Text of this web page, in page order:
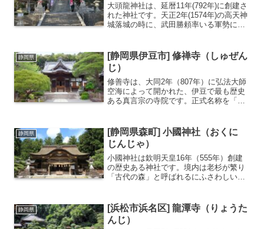
大頭龍神社は、延暦11年(792年)に創建さ
れた神社です。天正2年(1574年)の高天神
城落城の時に、武田勝頼率いる軍勢によ
護・水難除けに御利益があると伝わり地
元...
静岡県
[静岡県伊豆市] 修禅寺（しゅぜん
じ）
修善寺は、大同2年（807年）に弘法大師
空海によって開かれた、伊豆で最も歴史
ある真言宗の寺院です。正式名称を「福
し、「伊豆の小京都」と称される修善寺
温泉の中心にあります...
静岡県
[静岡県森町] 小國神社（おくに
じんじゃ）
小國神社は欽明天皇16年（555年）創建
の歴史ある神社です。境内は老杉が繁り
「古代の森」と呼ばれるにふさわしい荘
て見どころがあり多くの人が訪れます遠
江国の一宮神社特に紅...
静岡県
[浜松市浜名区] 龍潭寺（りょうた
んじ）